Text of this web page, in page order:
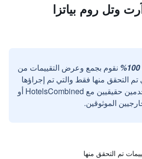
وتل روم بياتزا
نقوم بجمع وعرض التقييمات من
تم التحقق منها فقط والتي تم إجراؤها
بواسطة مستخدمين حقيقيين مع HotelsCombined أو
الموثوقين.